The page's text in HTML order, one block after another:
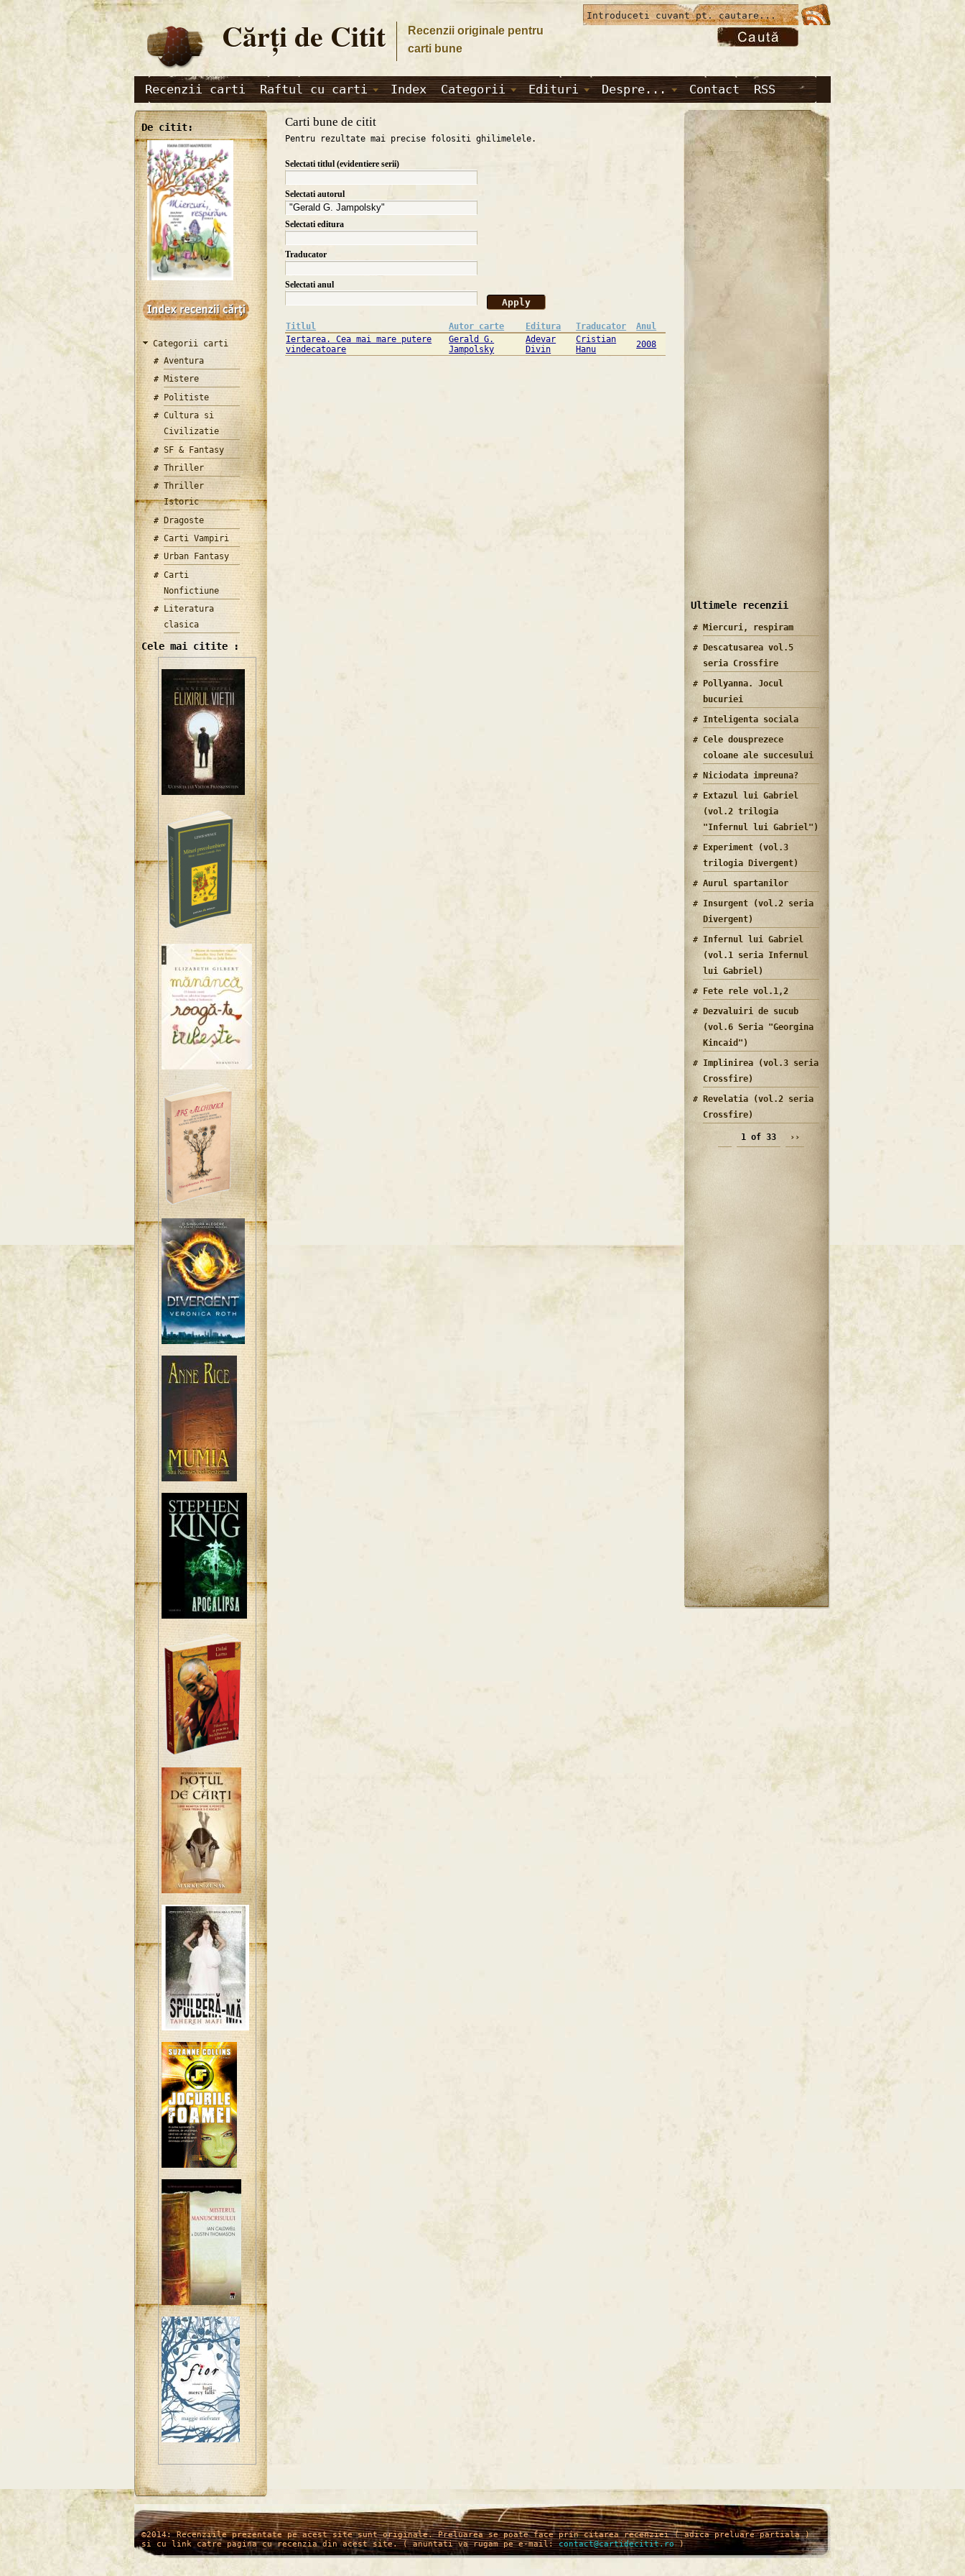
Cărţi de Citit
Recenzii originale pentru
carti bune
Recenzii carti Raftul cu carti Index Categorii Edituri Despre... Contact RSS
De citit:
Categorii carti
Aventura
Mistere
Politiste
Cultura si
Civilizatie
SF & Fantasy
Thriller
Thriller
Istoric
Dragoste
Carti Vampiri
Urban Fantasy
Carti
Nonfictiune
Literatura
clasica
Cele mai citite :
Carti bune de citit
Pentru rezultate mai precise folositi ghilimelele.
Selectati titlul (evidentiere serii)
Selectati autorul
Selectati editura
Traducator
Selectati anul
Titlul Autor carte Editura Traducator
Anul
Iertarea. Cea mai mare putere
vindecatoare
Gerald G.
Jampolsky
Adevar
Divin
Cristian
Hanu
2008
Ultimele recenzii
Miercuri, respiram
Descatusarea vol.5
seria Crossfire
Pollyanna. Jocul
bucuriei
Inteligenta sociala
Cele dousprezece
coloane ale succesului
Niciodata impreuna?
Extazul lui Gabriel
(vol.2 trilogia
"Infernul lui Gabriel")
Experiment (vol.3
trilogia Divergent)
Aurul spartanilor
Insurgent (vol.2 seria
Divergent)
Infernul lui Gabriel
(vol.1 seria Infernul
lui Gabriel)
Fete rele vol.1,2
Dezvaluiri de sucub
(vol.6 Seria "Georgina
Kincaid")
Implinirea (vol.3 seria
Crossfire)
Revelatia (vol.2 seria
Crossfire)
1 of 33 ››
/* */
©2014: Recenziile prezentate pe acest site sunt originale. Preluarea se poate face prin citarea recenziei ( adica preluare partiala )
si cu link catre pagina cu recenzia din acest site. ( anuntati va rugam pe e-mail:contact@cartidecitit.ro)